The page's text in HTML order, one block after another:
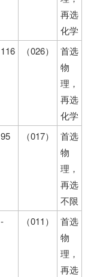
再选
化学
116 （026）
首选
物
理，
再选
化学
95 （017）
首选
物
理，
再选
不限
- （011）
首选
物
理，
再选